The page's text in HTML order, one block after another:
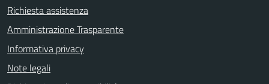
Richiesta assistenza
Amministrazione Trasparente
Informativa privacy
Note legali